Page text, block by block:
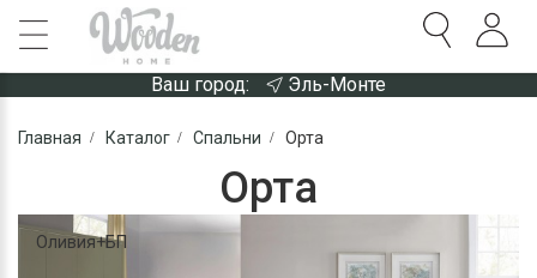
Ваш город: Эль-Монте
Главная Каталог Спальни Орта
Орта
Оливия+БП